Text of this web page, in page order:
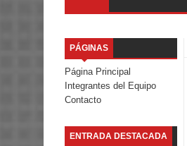
PÁGINAS
Página Principal
Integrantes del Equipo
Contacto
ENTRADA DESTACADA